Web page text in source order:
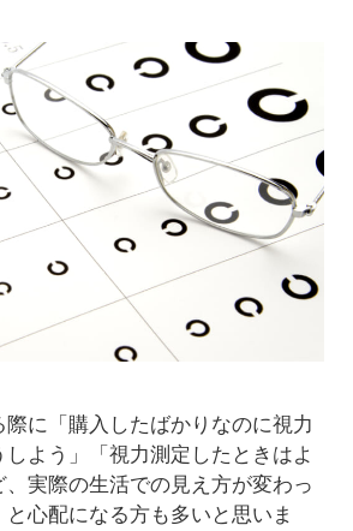
際に「購入したばかりなのに視力
よう」「視力測定したときはよ
、実際の生活での見え方が変わっ
心配になる方も多いと思いま